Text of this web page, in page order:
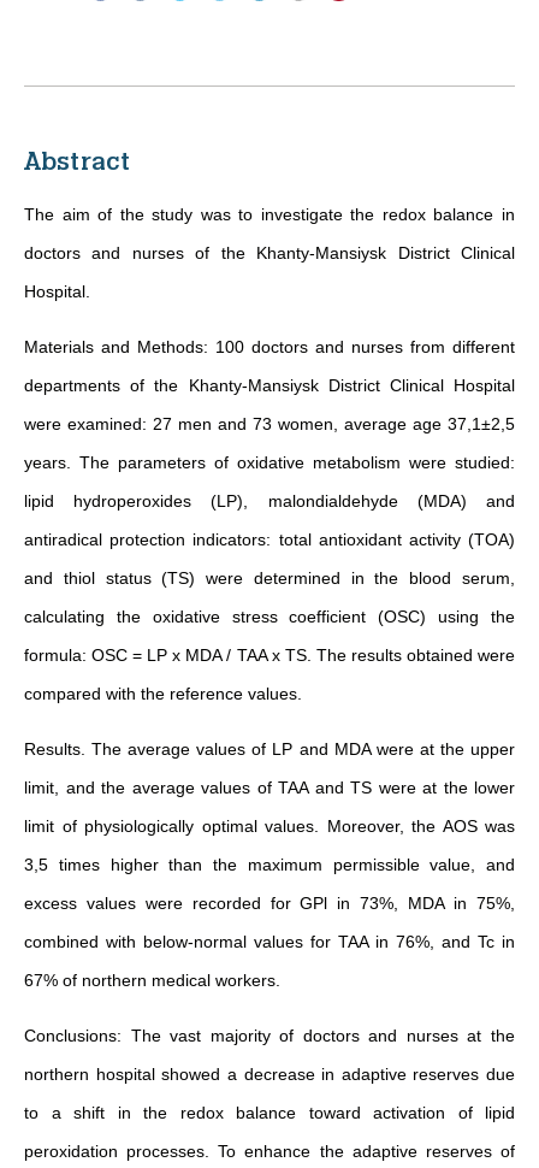
Abstract
The aim of the study was to investigate the redox balance in
doctors and nurses of the Khanty-Mansiysk District Clinical
Hospital.
Materials and Methods: 100 doctors and nurses from different
departments of the Khanty-Mansiysk District Clinical Hospital
were examined: 27 men and 73 women, average age 37,1±2,5
years. The parameters of oxidative metabolism were studied:
lipid hydroperoxides (LP), malondialdehyde (MDA) and
antiradical protection indicators: total antioxidant activity (TOA)
and thiol status (TS) were determined in the blood serum,
calculating the oxidative stress coefficient (OSC) using the
formula: OSC = LP x MDA / TAA x TS. The results obtained were
compared with the reference values.
Results. The average values of LP and MDA were at the upper
limit, and the average values of TAA and TS were at the lower
limit of physiologically optimal values. Moreover, the AOS was
3,5 times higher than the maximum permissible value, and
excess values were recorded for GPl in 73%, MDA in 75%,
combined with below-normal values for TAA in 76%, and Tc in
67% of northern medical workers.
Conclusions: The vast majority of doctors and nurses at the
northern hospital showed a decrease in adaptive reserves due
to a shift in the redox balance toward activation of lipid
peroxidation processes. To enhance the adaptive reserves of